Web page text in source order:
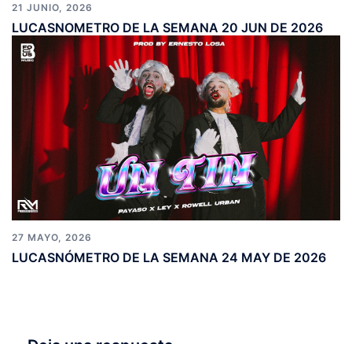
21 JUNIO, 2026
LUCASNOMETRO DE LA SEMANA 20 JUN DE 2026
27 MAYO, 2026
LUCASNÓMETRO DE LA SEMANA 24 MAY DE 2026